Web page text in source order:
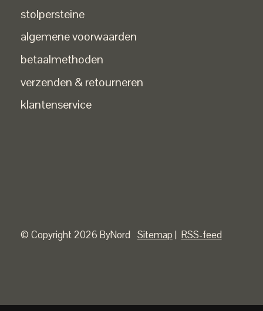
stolpersteine
algemene voorwaarden
betaalmethoden
verzenden & retourneren
klantenservice
© Copyright 2026 ByNord Sitemap RSS-feed